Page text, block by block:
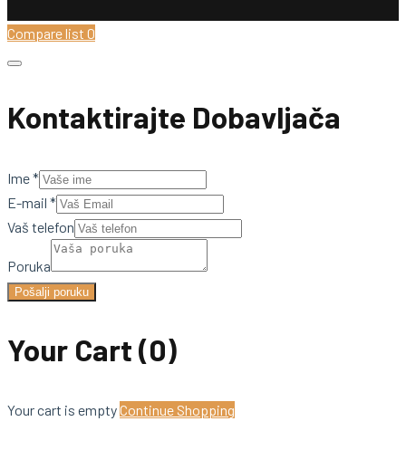
Compare list 0
Kontaktirajte Dobavljača
Ime*
E-mail *
Vaš telefon
Poruka
Pošalji poruku
Your Cart (0)
Your cart is emptyContinue Shopping